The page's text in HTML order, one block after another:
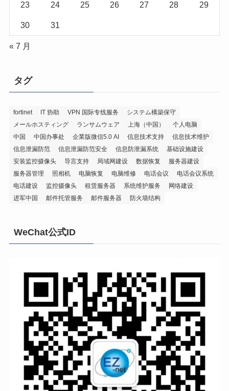
23 24 25 26 27 28 29
30 31
« 7 月
タグ
fortinet IT 协助 VPN 国际专线服务
システム構築保守
メールホスティング
ランサムウェア 上海（中国）
个人电脑
中国
中国办事处 企業版微信5.0 AI 信息技术支持
信息技术维护
信息泄漏防范
信息泄漏防范安全 信息防泄漏系统
基础设施建设
安装监控摄像头
导言支持 局域网建设 数据恢复
服务器建设
服务器管理
照相机 电脑恢复 电脑维修 电话会议
电话会议系统
电话建设
监控摄像头 租赁服务器 系统维护服务
网络建设
进军中国
邮件托管服务 邮件服务器 防火墙结构
WeChat公式ID